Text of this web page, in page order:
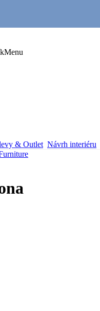
Menu
& Outlet Návrh interiéru